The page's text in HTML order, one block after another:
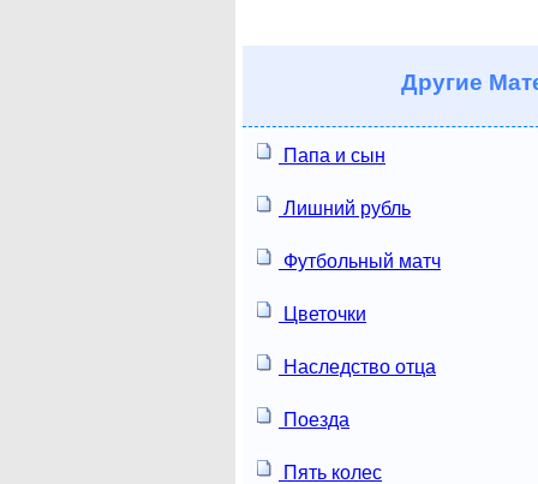
Другие
Папа и сын
Лишний рубль
Футбольный матч
Цветочки
Наследство отца
Поезда
Пять колес